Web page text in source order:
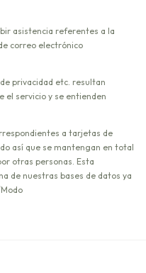
asistencia referentes a la
correo electrónico
privacidad etc. resultan
el servicio y se entienden
a tarjetas de
así que se mantengan en total
otras personas. Esta
de nuestras bases de datos ya